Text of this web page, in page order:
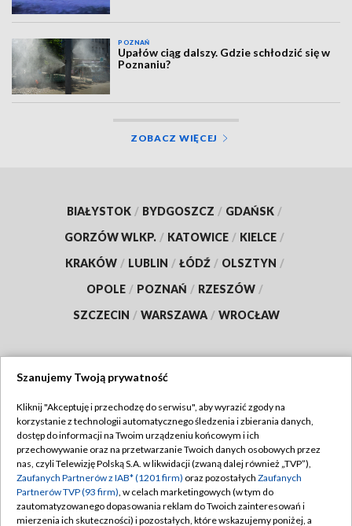
POZNAŃ
Upałów ciąg dalszy. Gdzie schłodzić się w
Poznaniu?
ZOBACZ WIĘCEJ
BIAŁYSTOK / BYDGOSZCZ / GDAŃSK /
GORZÓW WLKP. / KATOWICE / KIELCE /
KRAKÓW / LUBLIN / ŁÓDŹ / OLSZTYN /
OPOLE / POZNAŃ / RZESZÓW /
SZCZECIN / WARSZAWA / WROCŁAW
TVP
Abonament TVP
Emisja w TVP
Centrum informacji TVP
Regulamin TVP
Polityka prywatności
Moje zgody
Szanujemy Twoją prywatność
Kliknij "Akceptuję i przechodzę do serwisu", aby wyrazić zgody na
korzystanie z technologii automatycznego śledzenia i zbierania danych,
dostęp do informacji na Twoim urządzeniu końcowym i ich
przechowywanie oraz na przetwarzanie Twoich danych osobowych przez
nas, czyli Telewizję Polską S.A. w likwidacji (zwaną dalej również „TVP”),
Zaufanych Partnerów z IAB* (1201 firm) oraz pozostałych Zaufanych
Partnerów TVP (93 firm), w celach marketingowych (w tym do
zautomatyzowanego dopasowania reklam do Twoich zainteresowań i
mierzenia ich skuteczności) i pozostałych, które wskazujemy poniżej, a